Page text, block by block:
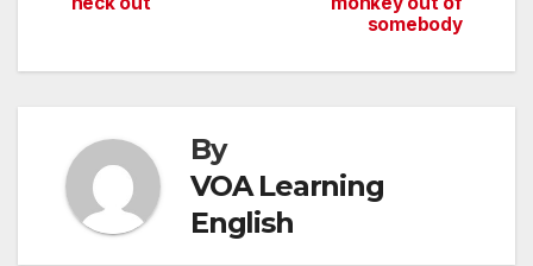
somebody
By
VOA Learning
English